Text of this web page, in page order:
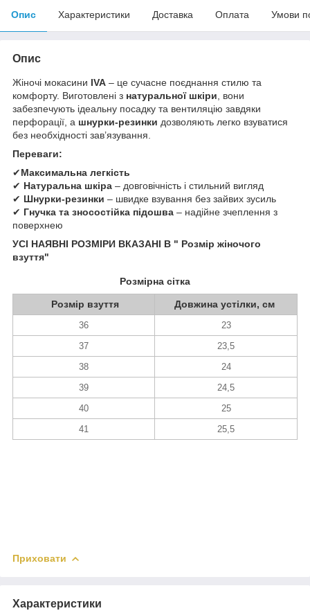
Опис Характеристики Доставка Оплата Умови
Опис
Жіночі мокасини IVA – це сучасне поєднання стилю та
комфорту. Виготовлені з натуральної шкіри , вони
забезпечують ідеальну посадку та вентиляцію завдяки
перфорації, а шнурки-резинки дозволяють легко взуватися
без необхідності зав’язування.
Переваги:
✔Максимальна легкість
✔ Натуральна шкіра – довговічність і стильний вигляд
✔ Шнурки-резинки – швидке взування без зайвих зусиль
✔ Гнучка та зносостійка підошва – надійне зчеплення з
поверхнею
УСІ НАЯВНІ РОЗМІРИ ВКАЗАНІ В " Розмір жіночого
взуття"
Розмірна сітка
Розмір взуття Довжина устілки, см
36
23
37
23,5
38
24
39
24,5
40
25
41
25,5
Приховати
Характеристики